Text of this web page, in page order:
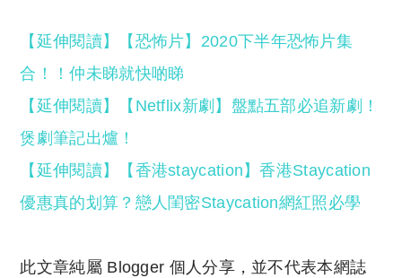
【延伸閱讀】【恐怖片】2020下半年恐怖片集
合！！仲未睇就快啲睇
【延伸閱讀】【Netflix新劇】盤點五部必追新劇！
煲劇筆記出爐！
【延伸閱讀】【香港staycation】香港Staycation
優惠真的划算？戀人閨密Staycation網紅照必學
此文章純屬 Blogger 個人分享，並不代表本網誌